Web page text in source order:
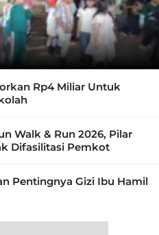
Rp4 Miliar Untuk
Walk & Run 2026, Pilar
Difasilitasi Pemkot
Pentingnya Gizi Ibu Hamil